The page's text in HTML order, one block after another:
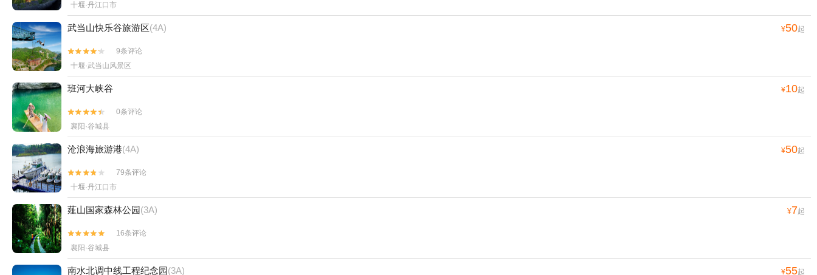
十堰·丹江口市
武当山快乐谷旅游区(4A) ¥50起


9条评论
十堰·武当山风景区
班河大峡谷 ¥10起


0条评论
襄阳·谷城县
沧浪海旅游港(4A) ¥50起


79条评论
十堰·丹江口市
薤山国家森林公园(3A) ¥7起


16条评论
襄阳·谷城县
南水北调中线工程纪念园(3A) ¥55起